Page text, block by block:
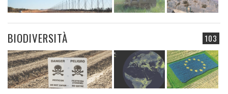
103
BIODIVERSITÀ